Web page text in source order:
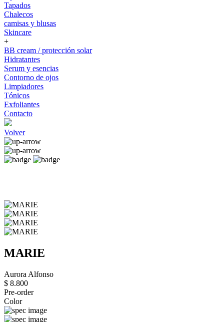
Tapados
Chalecos
camisas y blusas
Skincare
+
BB cream / protección solar
Hidratantes
Serum y esencias
Contorno de ojos
Limpiadores
Tónicos
Exfoliantes
Contacto
Volver
MARIE
Aurora Alfonso
$ 8.800
Pre-order
Color